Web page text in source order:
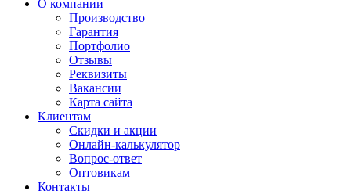
О компании
Производство
Гарантия
Портфолио
Отзывы
Реквизиты
Вакансии
Карта сайта
Клиентам
Скидки и акции
Онлайн-калькулятор
Вопрос-ответ
Оптовикам
Контакты